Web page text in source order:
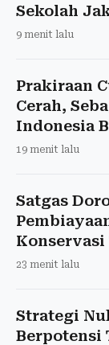
Sekolah
9 menit lalu
Prakiraan
Cerah,
Indonesia
19 menit lalu
Satgas
Konservasi
23 menit lalu
Strategi
Berpotensi